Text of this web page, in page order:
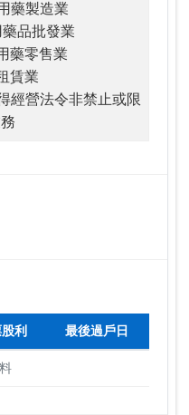
藥製造業
品批發業
藥零售業
賃業
經營法令非禁止或限
利 最後過戶日